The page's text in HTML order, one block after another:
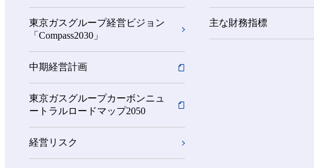
東京ガスグループ経営ビジョン
「Compass2030」
中期経営計画
東京ガスグループカーボンニュ
ートラルロードマップ2050
経営リスク
主な財務指標